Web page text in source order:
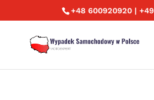
+48 600920920 |